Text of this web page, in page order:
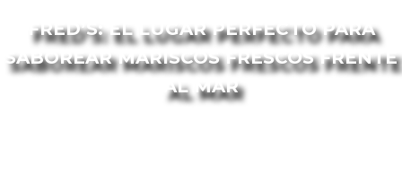
FRED’S: EL LUGAR PERFECTO PARA
SABOREAR MARISCOS FRESCOS FRENTE
AL MAR